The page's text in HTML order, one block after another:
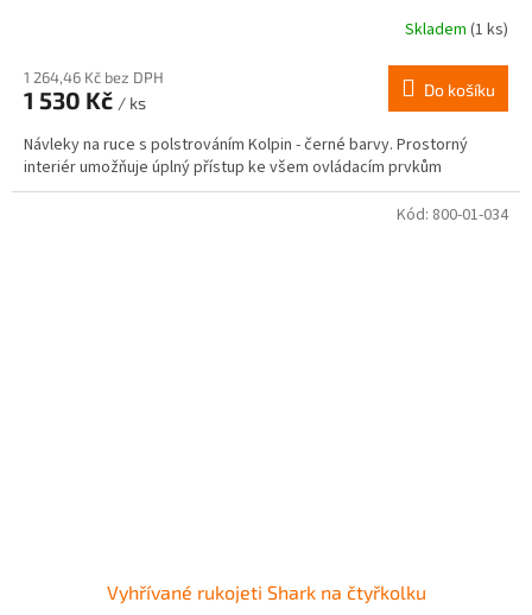
Skladem (1 ks)
1 264,46 Kč bez DPH
1 530 Kč / ks
Do košíku
Návleky na ruce s polstrováním Kolpin - černé barvy. Prostorný
interiér umožňuje úplný přístup ke všem ovládacím prvkům
Vyhřívané rukojeti Shark na čtyřkolku
Kód: 800-01-034